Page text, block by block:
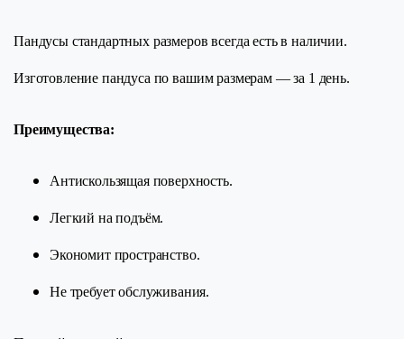
Пандусы стандартных размеров всегда есть в наличии.
Изготовление пандуса по вашим размерам — за 1 день.
Преимущества:
Антискользящая поверхность.
Легкий на подъём.
Экономит пространство.
Не требует обслуживания.